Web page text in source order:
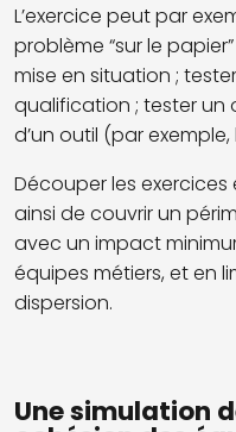
L’exercice peut par
problème “sur le
mise en situation ;
qualification ; tester un
d’un outil (par
Découper les
ainsi de couvrir un
avec un impact
équipes métiers, et en
dispersion.
Une simulation